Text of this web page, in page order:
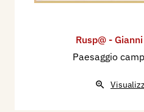
2008 - Sala azzurra di
dicembre-22 dicembre.
Rusp@ -
Paesaggio